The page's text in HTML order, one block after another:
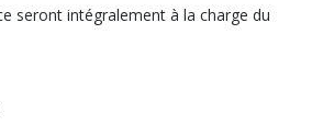
seront intégralement à la charge du